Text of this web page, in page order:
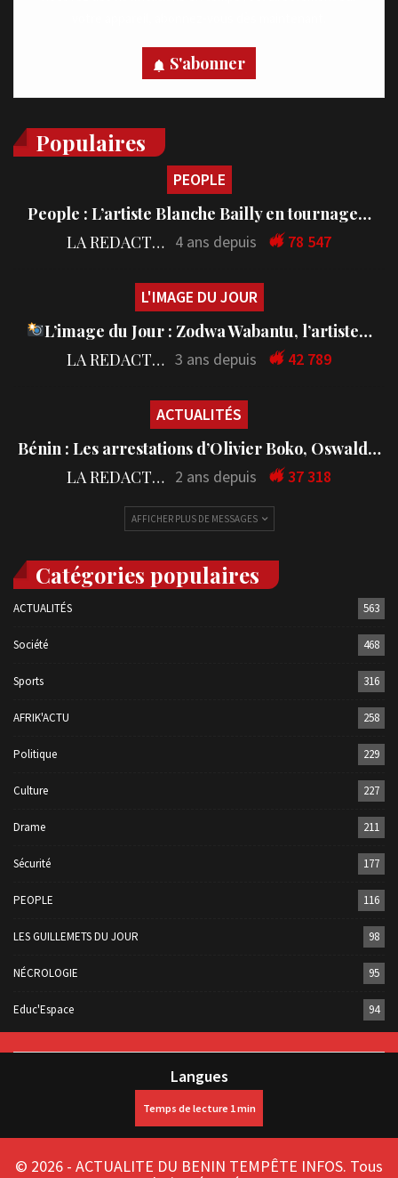
S'abonner
Populaires
PEOPLE
People : L’artiste Blanche Bailly en tournage…
LA REDACTION 4 ans depuis 78 547
L'IMAGE DU JOUR
L’image du Jour : Zodwa Wabantu, l’artiste…
LA REDACTION 3 ans depuis 42 789
ACTUALITÉS
Bénin : Les arrestations d’Olivier Boko, Oswald…
LA REDACTION 2 ans depuis 37 318
AFFICHER PLUS DE MESSAGES
Catégories populaires
ACTUALITÉS 563
Société 468
Sports 316
AFRIK'ACTU 258
Politique 229
Culture 227
Drame 211
Sécurité 177
PEOPLE 116
LES GUILLEMETS DU JOUR 98
NÉCROLOGIE 95
Educ'Espace 94
Langues
© 2026 - ACTUALITE DU BENIN TEMPÊTE INFOS. Tous